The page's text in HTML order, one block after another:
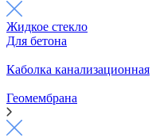
Жидкое стекло
Для бетона
Каболка канализационная
Геомембрана